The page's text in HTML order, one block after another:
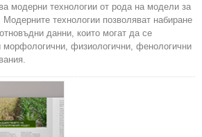
модерни технологии от рода на модели за
технологии позволяват набиране
данни, които могат да се
морфологични, физиологични, фенологични